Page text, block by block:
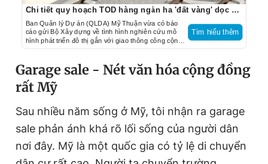
Chi tiết quy hoạch TOD hàng ngàn ha 'đất vàng' dọc đường sắt TP.HCM - Cần Thơ
Ban Quản lý Dự án (QLDA) Mỹ Thuận vừa có báo
cáo gửi Bộ Xây dựng về tình hình nghiên cứu mô
hình phát triển đô thị gắn với giao thông công cộng
(TOD) thuộc Báo cáo nghiên cứu tiền khả thi Dự án
Tìm hiểu thêm
Garage sale - Nét văn hóa cộng đồng
rất Mỹ
Sau nhiều năm sống ở Mỹ, tôi nhận ra garage
sale phản ánh khá rõ lối sống của người dân
nơi đây. Mỹ là một quốc gia có tỷ lệ di chuyển